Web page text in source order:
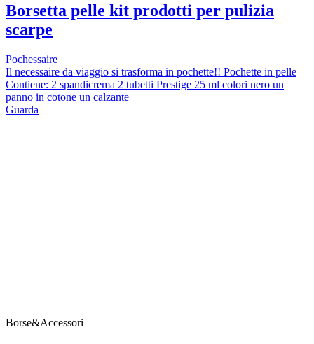
Borsetta pelle kit prodotti per pulizia
scarpe
Pochessaire
Il necessaire da viaggio si trasforma in pochette!! Pochette in pelle
Contiene: 2 spandicrema 2 tubetti Prestige 25 ml colori nero un
panno in cotone un calzante
Guarda
Borse&Accessori